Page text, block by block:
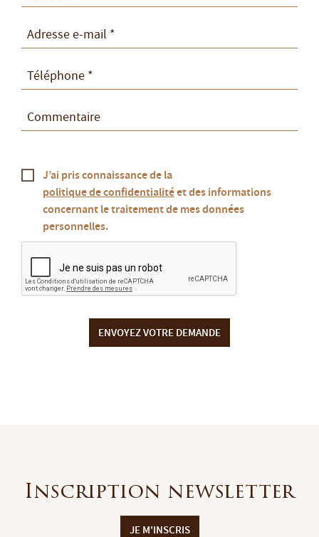
J’ai pris connaissance de la
politique de confidentialitéet des informations
concernant le traitement de mes données
personnelles.
ENVOYEZ VOTRE DEMANDE
Inscription newsletter
JE M'INSCRIS